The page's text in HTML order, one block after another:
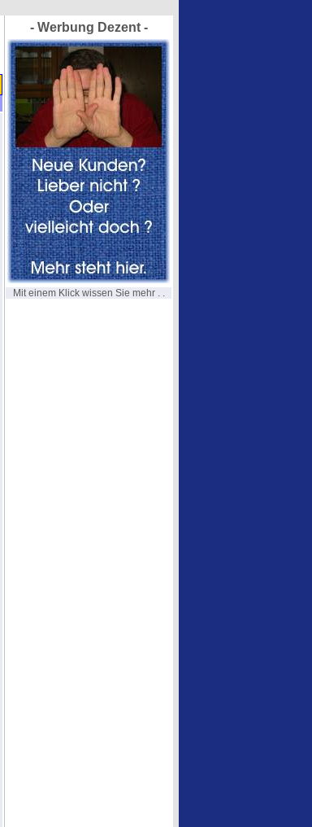
- Werbung Dezent -
Mit einem Klick wissen Sie mehr . .